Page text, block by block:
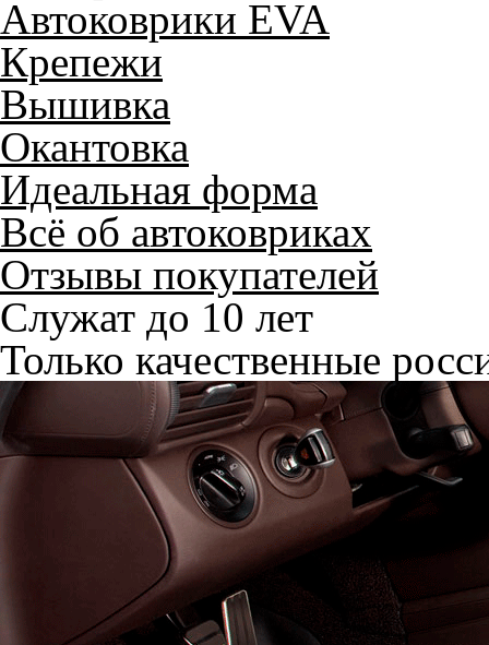
Автоковрики EVA
Крепежи
Вышивка
Окантовка
Идеальная форма
Всё об автоковриках
Отзывы покупателей
Служат до 10 лет
Только качественные